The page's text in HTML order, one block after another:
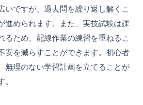
いですが、過去問を繰り返し解くこ
進められます。また、実技試験は課
るため、配線作業の練習を重ねるこ
安を減らすことができます。初心者
無理のない学習計画を立てることが